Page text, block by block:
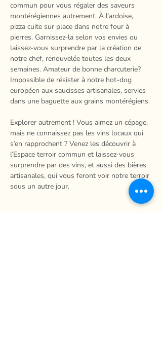
commun pour vous régaler des saveurs
montérégiennes autrement. À l’ardoise,
pizza cuite sur place dans notre four à
pierres. Garnissez-la selon vos envies ou
laissez-vous surprendre par la création de
notre chef, renouvelée toutes les deux
semaines. Amateur de bonne charcuterie?
Impossible de résister à notre hot-dog
européen aux saucisses artisanales, servies
dans une baguette aux grains montérégiens.​
Explorer autrement ! Vous aimez un cépage,
mais ne connaissez pas les vins locaux qui
s’en rapprochent ? Venez les découvrir à
l’Espace terroir commun et laissez-vous
surprendre par des vins, et aussi des bières
artisanales, qui vous feront voir notre terroir
sous un autre jour.